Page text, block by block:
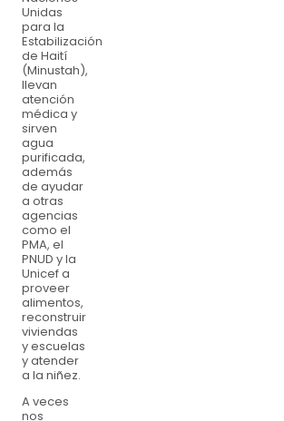
Unidas
para la
Estabilización
de Haití
(Minustah),
llevan
atención
médica y
sirven
agua
purificada,
además
de ayudar
a otras
agencias
como el
PMA, el
PNUD y la
Unicef a
proveer
alimentos,
reconstruir
viviendas
y escuelas
y atender
a la niñez.
A veces
nos